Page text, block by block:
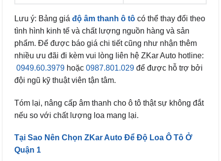
Lưu ý: Bảng giá độ âm thanh ô tô có thể thay đổi theo
tình hình kinh tế và chất lượng nguồn hàng và sản
phẩm. Để được báo giá chi tiết cũng như nhận thêm
nhiều ưu đãi đi kèm vui lòng liên hệ ZKar Auto hotline:
0949.60.3979 hoặc 0987.801.029 để được hỗ trợ bởi
đội ngũ kỹ thuật viên tận tâm.
Tóm lại, nâng cấp âm thanh cho ô tô thật sự không đắt
nếu so với chất lượng loa mang lại.
Tại Sao Nên Chọn ZKar Auto Để Độ Loa Ô Tô Ở
Quận 1